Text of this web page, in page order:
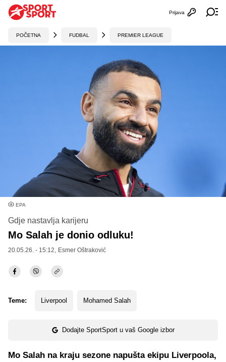
Otvori
Prijava
POČETNA FUDBAL PREMIER LEAGUE
EPA
Gdje nastavlja karijeru
Mo Salah je donio odluku!
20.05.26. - 15:12, Esmer Oštraković
Teme: Liverpool Mohamed Salah
Dodajte SportSport u vaš Google izbor
Mo Salah na kraju sezone napušta ekipu Liverpoola,